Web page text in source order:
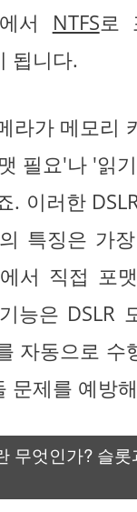
서 NTFS로
됩니다.
라가 메모리
필요'나 '읽
. 이러한
특징은 가
서 직접 포
능은 DSLR
자동으로 수
문제를 예방
무엇인가? 슬